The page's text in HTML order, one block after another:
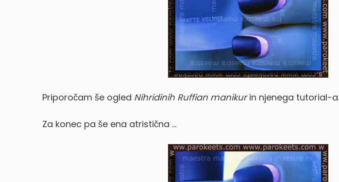
Priporočam še ogled Nihridinih Ruffian manikurin njenega tutorial-a.
Za konec pa še ena atristična …